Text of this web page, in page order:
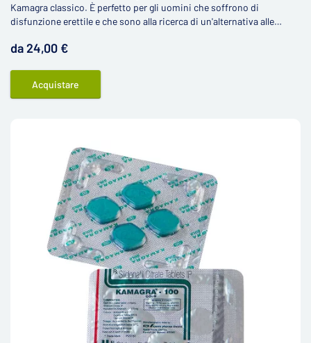
Kamagra classico. È perfetto per gli uomini che soffrono di
disfunzione erettile e che sono alla ricerca di un'alternativa alle
da 24,00 €
Acquistare